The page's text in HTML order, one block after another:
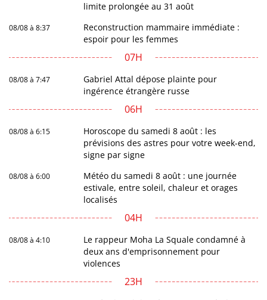
limite prolongée au 31 août
08/08 à 8:37
Reconstruction mammaire immédiate :
espoir pour les femmes
07H
08/08 à 7:47
Gabriel Attal dépose plainte pour
ingérence étrangère russe
06H
08/08 à 6:15
Horoscope du samedi 8 août : les
prévisions des astres pour votre week-end,
signe par signe
08/08 à 6:00
Météo du samedi 8 août : une journée
estivale, entre soleil, chaleur et orages
localisés
04H
08/08 à 4:10
Le rappeur Moha La Squale condamné à
deux ans d'emprisonnement pour
violences
23H